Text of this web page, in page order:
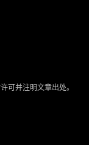
可并注明文章出处。